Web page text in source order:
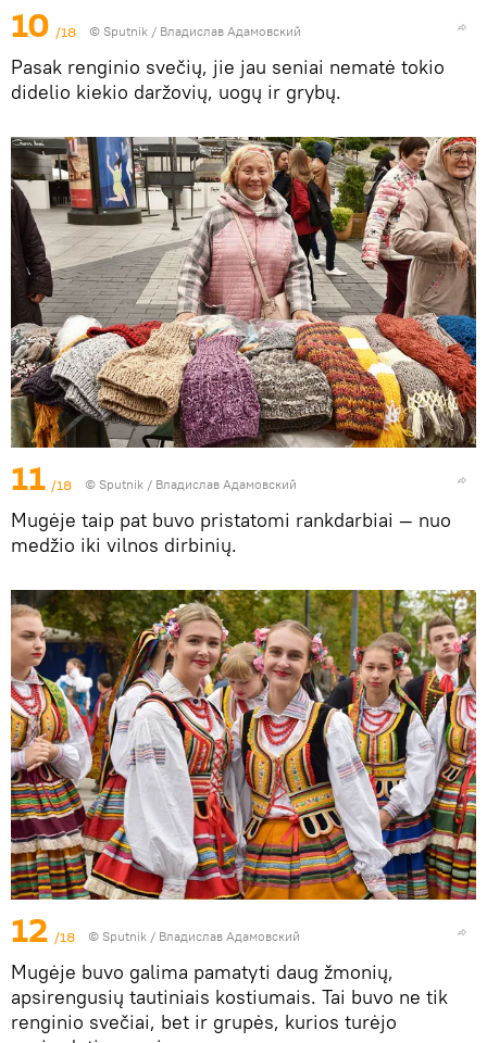
10 /18 © Sputnik / Владислав Адамовский
Pasak renginio svečių, jie jau seniai nematė tokio
didelio kiekio daržovių, uogų ir grybų.
11 /18 © Sputnik / Владислав Адамовский
Mugėje taip pat buvo pristatomi rankdarbiai — nuo
medžio iki vilnos dirbinių.
12 /18 © Sputnik / Владислав Адамовский
Mugėje buvo galima pamatyti daug žmonių,
apsirengusių tautiniais kostiumais. Tai buvo ne tik
renginio svečiai, bet ir grupės, kurios turėjo